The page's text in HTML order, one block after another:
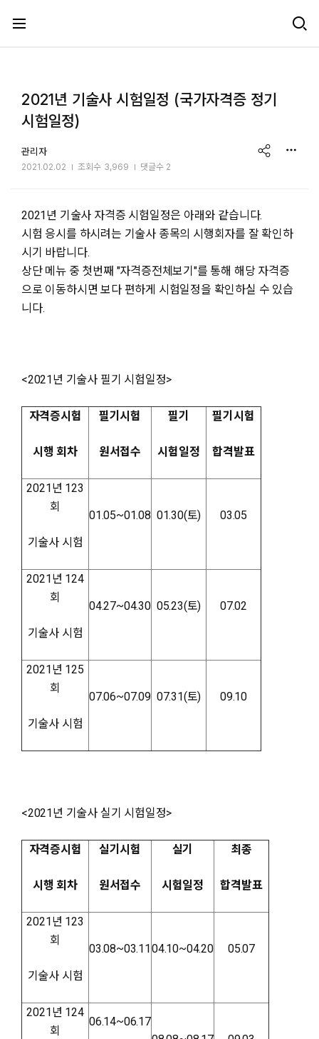
2021년 기술사 시험일정 (국가자격증 정기
시험일정)
관리자
2021.02.02 조회수 3,969 댓글수 2
share
2021년 기술사 자격증 시험일정은 아래와 같습니다.
시험 응시를 하시려는 기술사 종목의 시행회자를 잘 확인하
시기 바랍니다.
상단 메뉴 중 첫번째 "자격증전체보기"를 통해 해당 자격증
으로 이동하시면 보다 편하게 시험일정을 확인하실 수 있습
니다.
<2021년 기술사 필기 시험일정>
자격증시험
시행 회차
필기시험
원서접수
필기
시험일정
필기시험
합격발표
2021년 123
회
기술사 시험
01.05~01.08 01.30(토) 03.05
2021년 124
회
기술사 시험
04.27~04.30 05.23(토) 07.02
2021년 125
회
기술사 시험
07.06~07.09 07.31(토) 09.10
<2021년 기술사 실기 시험일정>
자격증시험
시행 회차
실기시험
원서접수
실기
시험일정
최종
합격발표
2021년 123
회
기술사 시험
03.08~03.1104.10~04.20 05.07
2021년 124
회
06.14~06.17